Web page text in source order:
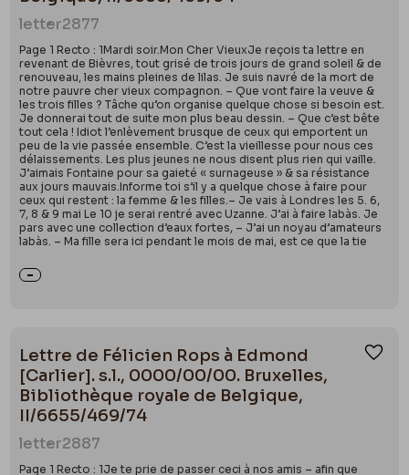
letter2877
Page 1 Recto : 1Mardi soir.Mon Cher VieuxJe reçois ta lettre en
revenant de Bièvres, tout grisé de trois jours de grand soleil & de
renouveau, les mains pleines de lilas. Je suis navré de la mort de
notre pauvre cher vieux compagnon. – Que vont faire la veuve &
les trois filles ? Tâche qu’on organise quelque chose si besoin est.
Je donnerai tout de suite mon plus beau dessin. – Que c’est bête
tout cela ! Idiot l’enlèvement brusque de ceux qui emportent un
peu de la vie passée ensemble. C’est la vieillesse pour nous ces
délaissements. Les plus jeunes ne nous disent plus rien qui vaille.
J’aimais Fontaine pour sa gaieté « surnageuse » & sa résistance
aux jours mauvais.Informe toi s’il y a quelque chose à faire pour
ceux qui restent : la femme & les filles.– Je vais à Londres les 5. 6,
7, 8 & 9 mai Le 10 je serai rentré avec Uzanne. J’ai à faire labàs. Je
pars avec une collection d’eaux fortes, – J’ai un noyau d’amateurs
labàs. – Ma fille sera ici pendant le mois de mai, est ce que la tie
Lettre de Félicien Rops à Edmond
[Carlier]. s.l., 0000/00/00. Bruxelles,
Bibliothèque royale de Belgique,
II/6655/469/74
letter2887
Page 1 Recto : 1Je te prie de passer ceci à nos amis – afin que